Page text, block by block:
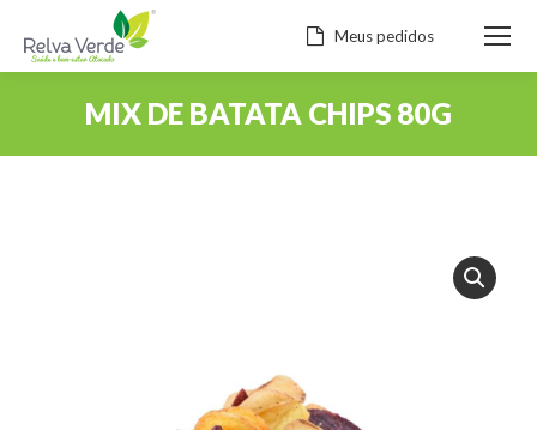
Meus pedidos
MIX DE BATATA CHIPS 80G